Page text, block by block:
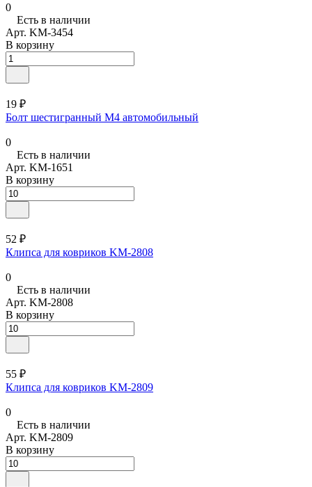
0
Есть в наличии
Арт. KM-3454
В корзину
19 ₽
Болт шестигранный М4 автомобильный
0
Есть в наличии
Арт. KM-1651
В корзину
52 ₽
Клипса для ковриков KM-2808
0
Есть в наличии
Арт. KM-2808
В корзину
55 ₽
Клипса для ковриков KM-2809
0
Есть в наличии
Арт. KM-2809
В корзину